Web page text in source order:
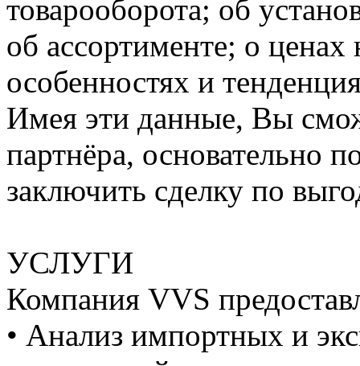
товарооборота; об
об ассортименте; о
особенностях и
Имея эти данные, Вы
партнёра, основательно
заключить сделку по
УСЛУГИ
Компания VVS
• Анализ импортных и